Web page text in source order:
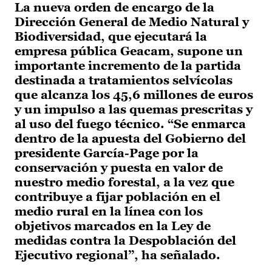
La nueva orden de encargo de la
Dirección General de Medio Natural y
Biodiversidad, que ejecutará la
empresa pública Geacam, supone un
importante incremento de la partida
destinada a tratamientos selvícolas
que alcanza los 45,6 millones de euros
y un impulso a las quemas prescritas y
al uso del fuego técnico. “Se enmarca
dentro de la apuesta del Gobierno del
presidente García-Page por la
conservación y puesta en valor de
nuestro medio forestal, a la vez que
contribuye a fijar población en el
medio rural en la línea con los
objetivos marcados en la Ley de
medidas contra la Despoblación del
Ejecutivo regional”, ha señalado.